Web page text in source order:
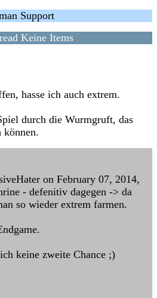
Support
Keine Items
hasse ich auch extrem.
durch die Wurmgruft, das
on February 07, 2014,
- defenitiv dagegen -> da
so wieder extrem farmen.
keine zweite Chance ;)